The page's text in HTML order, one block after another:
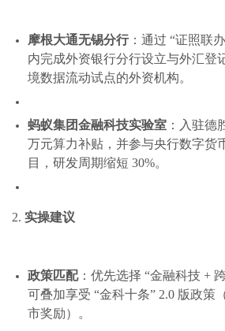
摩根大通无锡分行：通过 “证照联
内完成外资银行分行设立与外汇登
境数据流动试点的外资机构。
蚂蚁集团金融科技实验室 ：入驻德
万元算力补贴，并参与央行数字货
目，研发周期缩短 30%。
2. 实操建议
政策匹配：优先选择 “金融科技 +
可叠加享受 “金科十条” 2.0 版政策
市奖励）。